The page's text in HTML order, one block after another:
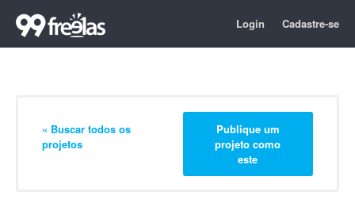
Login Cadastre-se
« Buscar todos os
projetos
Publique um
projeto como
este